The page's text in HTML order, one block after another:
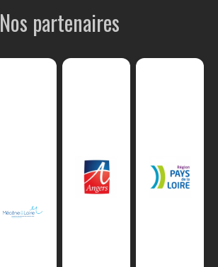
Nos partenaires